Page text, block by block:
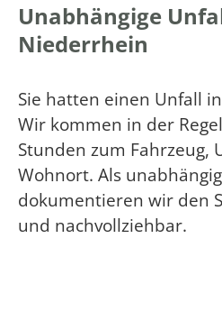
Unabhängige
Niederrhein
Sie hatten einen Unfall in
Wir kommen in der
Stunden zum
Wohnort. Als
dokumentieren wir den
und nachvollziehbar.